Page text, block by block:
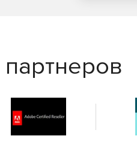
партнеров